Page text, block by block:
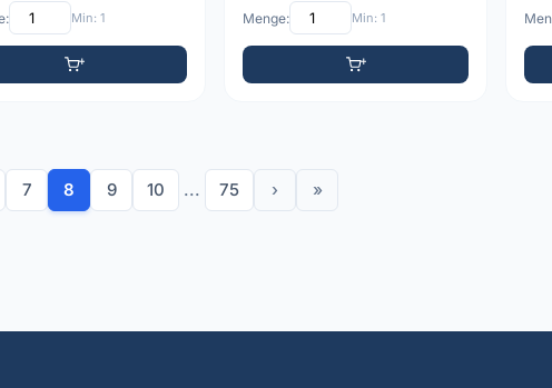
Min: 1 Menge: Min: 1
7 8 9 10 ... 75 › »